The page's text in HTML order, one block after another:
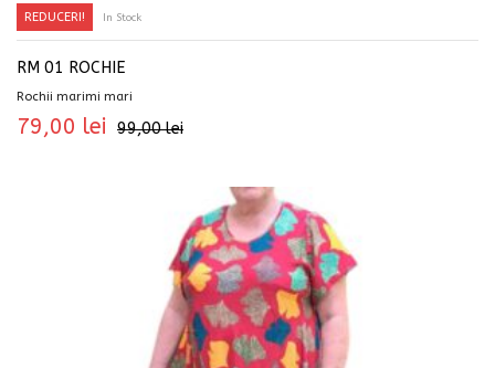
REDUCERI! In Stock
RM 01 ROCHIE
Rochii marimi mari
99,00lei
79,00 lei